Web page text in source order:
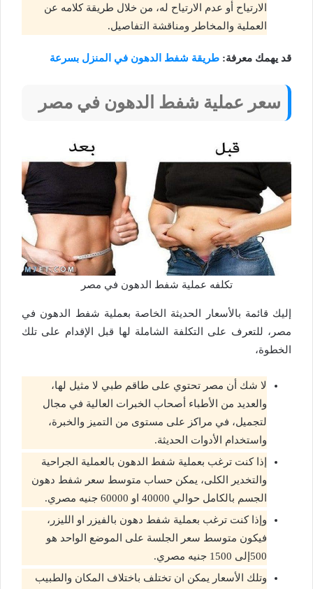
الارتياح أو عدم الارتياح له، من خلال طريقة كلامه عن
العملية والمخاطر ومناقشة التفاصيل.
قد يهمك معرفة: طريقة شفط الدهون في المنزل بسرعة
سعر عملية شفط الدهون في مصر
تكلفه عملية شفط الدهون في مصر
إليك قائمة بالأسعار الحديثة الخاصة بعملية شفط الدهون في
مصر، للتعرف على التكلفة الشاملة لها قبل الإقدام على تلك
الخطوة،
لا شك أن مصر تحتوي على طاقم طبي لا مثيل لها،
والعديد من الأطباء أصحاب الخبرات العالية في مجال
لتجميل، في مراكز على مستوى من التميز والخبرة،
واستخدام الأدوات الحديثة.
إذا كنت ترغب بعملية شفط الدهون بالعملية الجراحية
والتخدير الكلى، يمكن حساب متوسط سعر شفط دهون
الجسم بالكامل حوالي 40000 او 60000 جنيه مصري.
وإذا كنت ترغب بعملية شفط دهون بالفيزر او الليزر،
فيكون متوسط سعر الجلسة على الموضع الواحد هو
500إلى 1500 جنيه مصري.
وتلك الأسعار يمكن ان تختلف باختلاف المكان والطبيب